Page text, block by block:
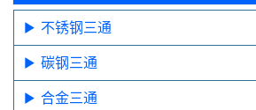
不锈钢三通
碳钢三通
合金三通